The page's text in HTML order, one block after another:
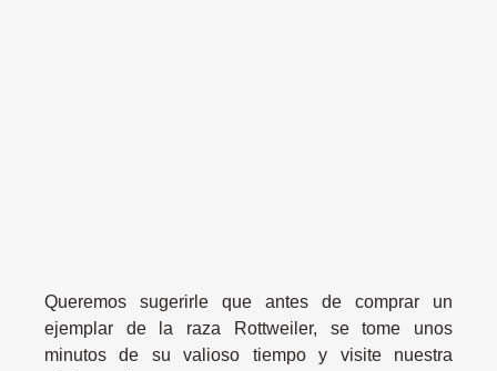
Queremos sugerirle que antes de comprar un
ejemplar de la raza Rottweiler, se tome unos
minutos de su valioso tiempo y visite nuestra